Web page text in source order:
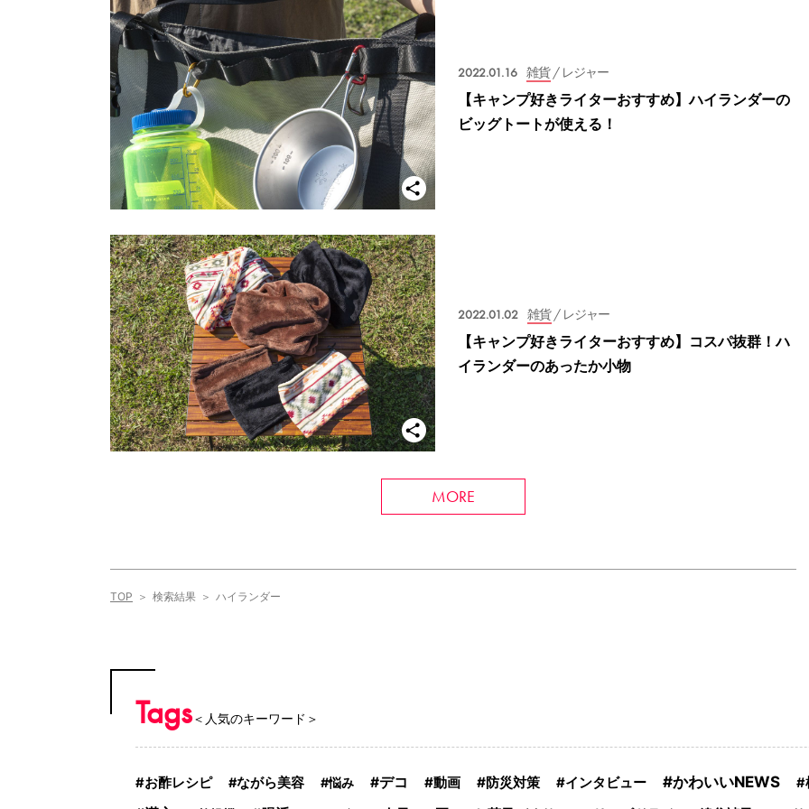
2022.01.16 雑貨/ レジャー
【キャンプ好きライターおすすめ】ハイランダーの
ビッグトートが使える！
2022.01.02 雑貨/ レジャー
【キャンプ好きライターおすすめ】コスパ抜群！ハ
イランダーのあったか小物
MORE
TOP 検索結果 ハイランダー
Tags＜人気のキーワード＞
お酢レシピ ながら美容 悩み デコ 動画 防災対策 インタビュー かわいいNEWS